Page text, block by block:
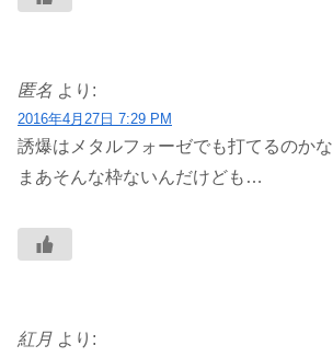
匿名 より:
2016年4月27日 7:29 PM
誘爆はメタルフォーゼでも打てるのかな
まあそんな枠ないんだけども…
紅月 より: